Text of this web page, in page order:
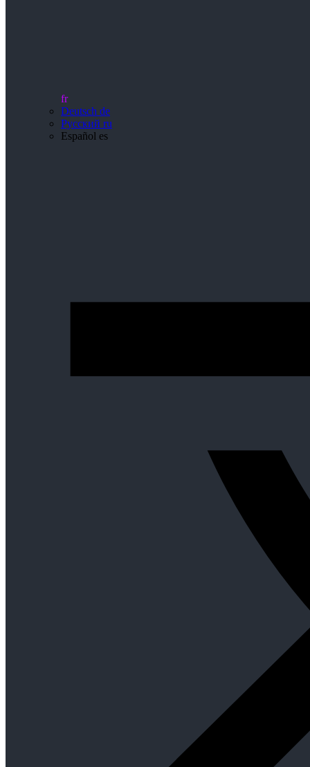
fr
Deutsch de
Русский ru
Español es